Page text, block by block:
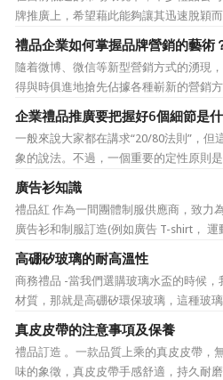
產、庫存、流通和資金等各個環節的效
動態性、社...
牌推廣上，希望藉此能夠讓其迅速脫穎
廣的營銷管理思路上，也有許多禮品企
無法自拔，這其中，最為常見的誤區
楚品牌到底在表達什麼 很多禮品企業
不知道到...
禮品企業如何掌握品牌營銷的藝術
隨着微博、微信等新型營銷方式的湧現
得與時俱進地搶先佔據各種嶄新的營銷
的營銷軀殼，卻沒有掌握營銷的靈魂。
價值不是將品牌鋪設到消費者眼前，而是
心裡 與消費者的心理距離的拉近，
情，需要做好持...
企業禮品推廣要把握好6個細節是
一般來說大家都在講求“20/80法則”，但
象的說法。不過，一個重要的定性原則
縣級渠道成員，而後再兼顧地市級經銷
積極性都調動起來。在這些禮品發放的過
機交錯上也要給與較多地考慮。從目前
見形式來看，...
廣告衫知識
禮品紅 作為一間團體制服供應商，致力
廣告衫和制服訂造(例如廣告 T-shirt， 運
背心，風褸外套禮品，訂造球衣等)，從
同宣傳活動用的制服。禮品紅都可以為客
高硼矽玻璃的耐高溫性
商務禮品 -當我們選購玻璃水盃的時候，
材質，那就是高硼矽環保玻璃，這種玻
溫，那麼這個耐高溫的溫度限製和準確
紅的小編給大家總結如下。 耐熱玻璃
glass】是指含有耐熱性強的硼酸﹑矽酸
真皮皮帶的注意事項及保養
禮品訂造 。一款品質上乘的真皮皮帶，
味的象徵，真皮皮帶手感舒適，持久耐